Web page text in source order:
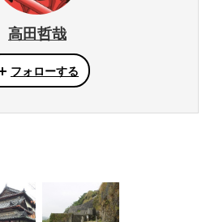
高田哲哉
フォローする